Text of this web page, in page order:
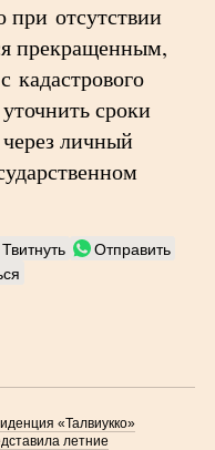
при отсутствии
прекращенным,
кадастрового
сроки
личный
Твитнуть
Отправить
«Талвиукко»
летние